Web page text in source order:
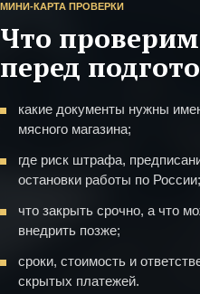
МИНИ-КАРТА ПРОВЕРКИ
Что проверим
перед
какие документы нужны
мясного магазина;
где риск штрафа,
остановки работы по России;
что закрыть срочно, а что
внедрить позже;
сроки, стоимость и
скрытых платежей.